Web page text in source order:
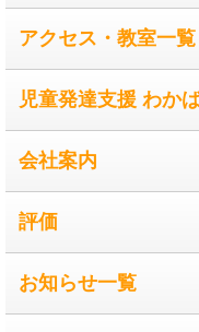
アクセス・教室一覧
児童発達支援 わか
会社案内
評価
お知らせ一覧